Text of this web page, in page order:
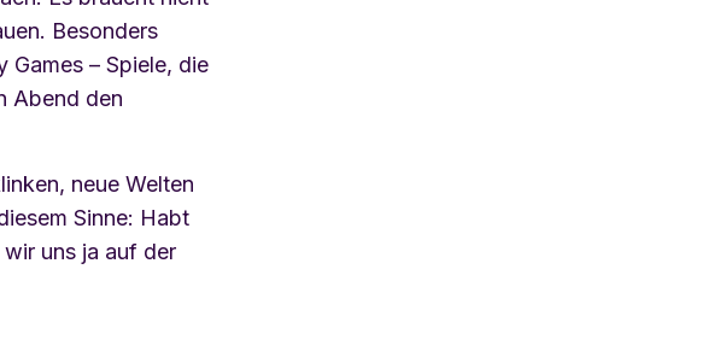
Besonders
– Spiele, die
Abend den
neue Welten
Sinne: Habt
uns ja auf der